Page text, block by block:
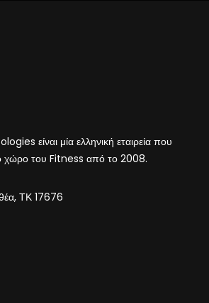
είναι μία ελληνική εταιρεία που
χώρο του Fitness από το 2008.
ΤΚ 17676